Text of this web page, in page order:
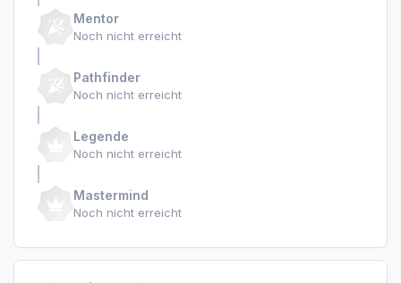
Mentor
Noch nicht erreicht
Pathfinder
Noch nicht erreicht
Legende
Noch nicht erreicht
Mastermind
Noch nicht erreicht